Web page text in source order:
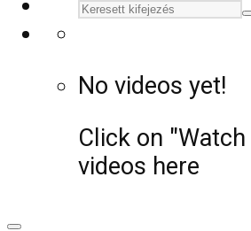
No videos yet!
Click on
videos here